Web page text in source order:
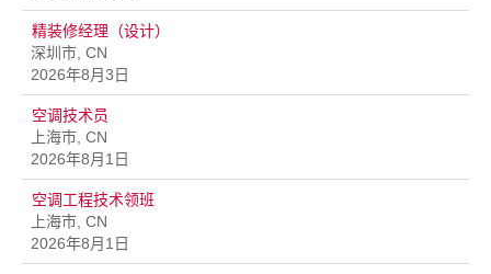
精装修经理（设计）
深圳市, CN
2026年8月3日
空调技术员
上海市, CN
2026年8月1日
空调工程技术领班
上海市, CN
2026年8月1日